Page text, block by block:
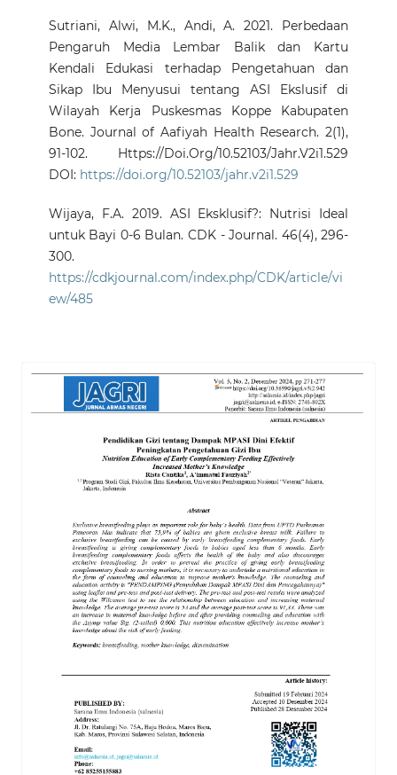
Sutriani, Alwi, M.K., Andi, A. 2021. Perbedaan
Pengaruh Media Lembar Balik dan Kartu
Kendali Edukasi terhadap Pengetahuan dan
Sikap Ibu Menyusui tentang ASI Ekslusif di
Wilayah Kerja Puskesmas Koppe Kabupaten
Bone. Journal of Aafiyah Health Research. 2(1),
91-102. Https://Doi.Org/10.52103/Jahr.V2i1.529
DOI: https://doi.org/10.52103/jahr.v2i1.529
Wijaya, F.A. 2019. ASI Eksklusif?: Nutrisi Ideal
untuk Bayi 0-6 Bulan. CDK - Journal. 46(4), 296-
300.
https://cdkjournal.com/index.php/CDK/article/vi
ew/485